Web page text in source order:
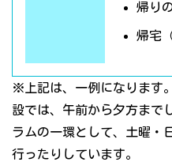
帰り
帰宅
※上記は、一例になります
設では、午前から夕方まで
ラムの一環として、土曜・
行ったりしています。